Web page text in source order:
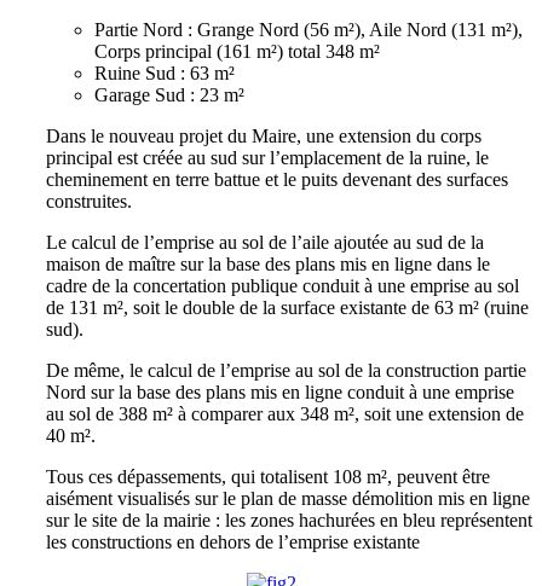
Partie Nord : Grange Nord (56 m²), Aile Nord (131 m²),
Corps principal (161 m²) total 348 m²
Ruine Sud : 63 m²
Garage Sud : 23 m²
Dans le nouveau projet du Maire, une extension du corps
principal est créée au sud sur l’emplacement de la ruine, le
cheminement en terre battue et le puits devenant des surfaces
construites.
Le calcul de l’emprise au sol de l’aile ajoutée au sud de la
maison de maître sur la base des plans mis en ligne dans le
cadre de la concertation publique conduit à une emprise au sol
de 131 m², soit le double de la surface existante de 63 m² (ruine
sud).
De même, le calcul de l’emprise au sol de la construction partie
Nord sur la base des plans mis en ligne conduit à une emprise
au sol de 388 m² à comparer aux 348 m², soit une extension de
40 m².
Tous ces dépassements, qui totalisent 108 m², peuvent être
aisément visualisés sur le plan de masse démolition mis en ligne
sur le site de la mairie : les zones hachurées en bleu représentent
les constructions en dehors de l’emprise existante